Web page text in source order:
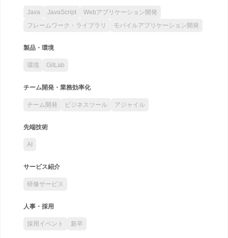
Java JavaScript
Webアプリケーション開発
フレームワーク・ライブラリ
モバイルアプリケーション開発
製品・環境
環境 GitLab
チーム開発・業務効率化
チーム開発 ビジネスツール アジャイル
先端技術
AI
サービス紹介
研修サービス
人事・採用
採用イベント 新卒